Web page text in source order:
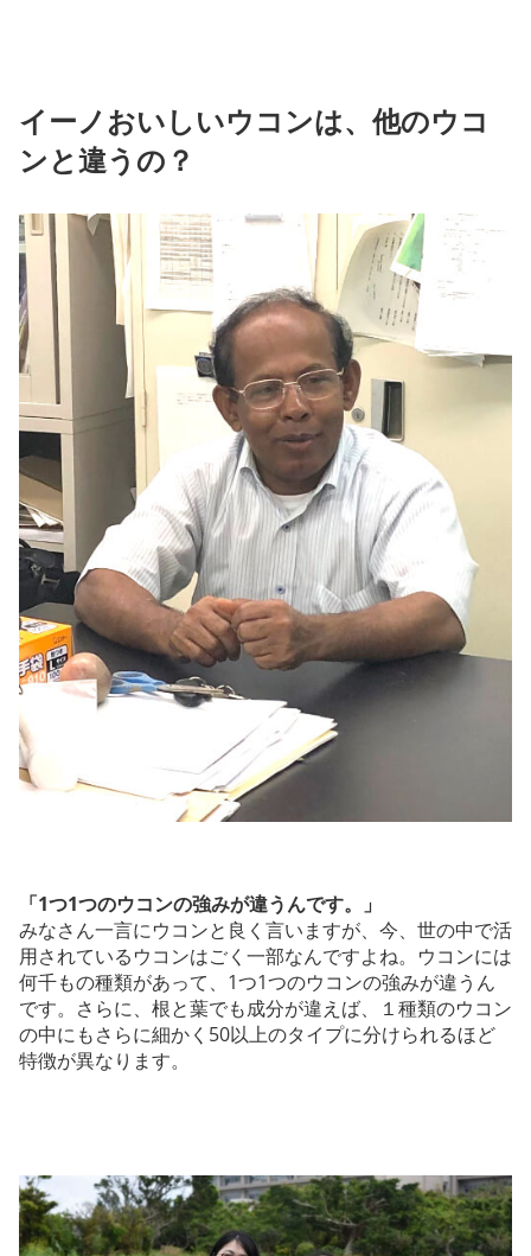
イーノおいしいウコンは、他のウコ
ンと違うの？
「1つ1つのウコンの強みが違うんです。」
みなさん一言にウコンと良く言いますが、今、世の中で活
用されているウコンはごく一部なんですよね。ウコンには
何千もの種類があって、1つ1つのウコンの強みが違うん
です。さらに、根と葉でも成分が違えば、１種類のウコン
の中にもさらに細かく50以上のタイプに分けられるほど
特徴が異なります。